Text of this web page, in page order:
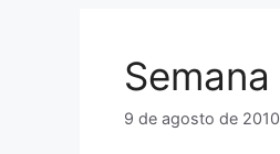
Semana
9 de agosto de 2010